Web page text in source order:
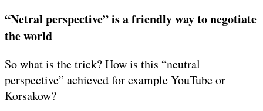
“Netral perspective” is a friendly way to negotiate
the world
So what is the trick? How is this “neutral
perspective” achieved for example YouTube or
Korsakow?